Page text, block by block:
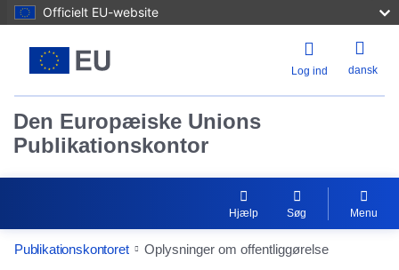
Officielt EU-website
Log ind dansk
Den Europæiske Unions
Publikationskontor
Hjælp Søg Menu
Publikationskontoret Oplysninger om offentliggørelse